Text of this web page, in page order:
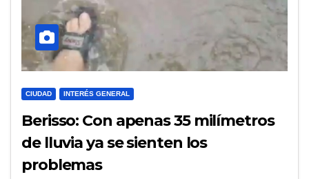
CIUDAD INTERÉS GENERAL
Berisso: Con apenas 35 milímetros
de lluvia ya se sienten los
problemas